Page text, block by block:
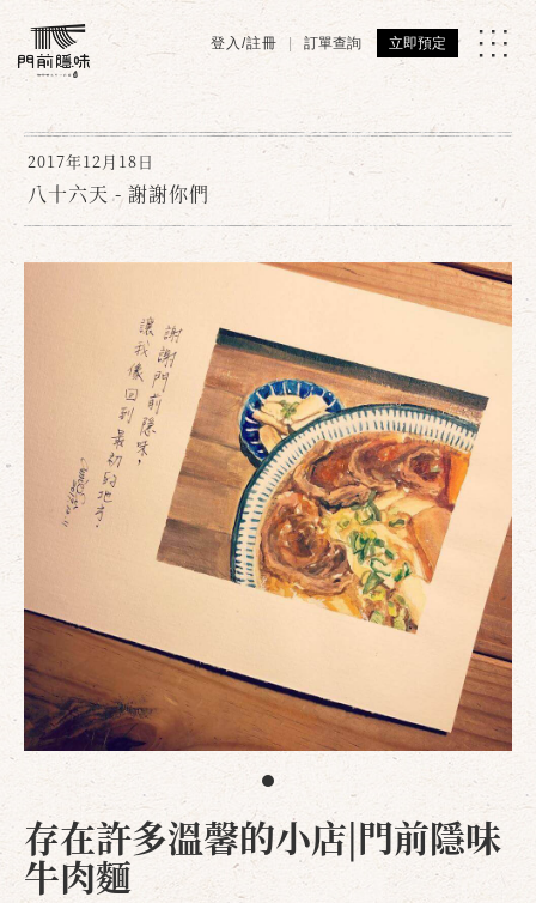
登入/註冊 訂單查詢 立即預定
2017年12月18日
八十六天 - 謝謝你們
存在許多溫馨的小店|門前隱味
牛肉麵